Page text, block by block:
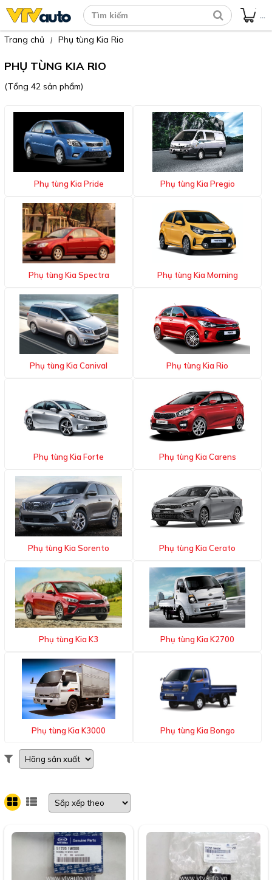
Trang chủ | Phụ tùng Kia Rio
PHỤ TÙNG KIA RIO
(Tổng 42 sản phẩm)
Phụ tùng Kia Pride Phụ tùng Kia Pregio
Phụ tùng Kia Spectra Phụ tùng Kia Morning
Phụ tùng Kia Canival Phụ tùng Kia Rio
Phụ tùng Kia Forte Phụ tùng Kia Carens
Phụ tùng Kia Sorento Phụ tùng Kia Cerato
Phụ tùng Kia K3 Phụ tùng Kia K2700
Phụ tùng Kia K3000 Phụ tùng Kia Bongo